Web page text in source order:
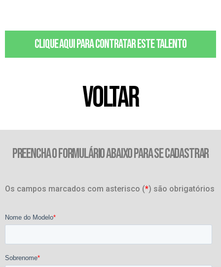
Clique aqui para contratar este talento
VOLTAR
PREENCHA O FORMULÁRIO ABAIXO PARA SE CADASTRAR
Os campos marcados com asterisco (*) são obrigatórios